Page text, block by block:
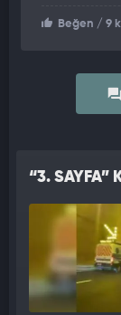
Beğen / 9
“3.